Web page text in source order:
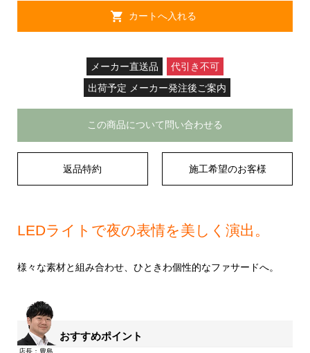
メーカー直送品
代引き不可
出荷予定 メーカー発注後ご案内
この商品について問い合わせる
返品特約 施工希望のお客様
LEDライトで夜の表情を美しく演出。
様々な素材と組み合わせ、ひときわ個性的なファサードへ。
おすすめポイント